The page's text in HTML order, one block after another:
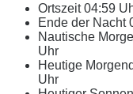
Ortszeit04:59
Ende der Nacht
Nautische
Uhr
Heutige
Uhr